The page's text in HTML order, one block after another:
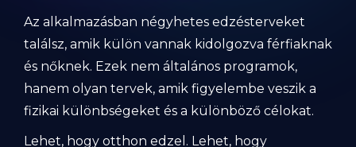
Az alkalmazásban négyhetes edzésterveket
találsz, amik külön vannak kidolgozva férfiaknak
és nőknek. Ezek nem általános programok,
hanem olyan tervek, amik figyelembe veszik a
fizikai különbségeket és a különböző célokat.
Lehet, hogy otthon edzel. Lehet, hogy